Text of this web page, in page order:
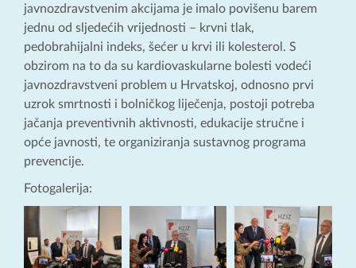
javnozdravstvenim akcijama je imalo povišenu barem
jednu od sljedećih vrijednosti – krvni tlak,
pedobrahijalni indeks, šećer u krvi ili kolesterol. S
obzirom na to da su kardiovaskularne bolesti vodeći
javnozdravstveni problem u Hrvatskoj, odnosno prvi
uzrok smrtnosti i bolničkog liječenja, postoji potreba
jačanja preventivnih aktivnosti, edukacije stručne i
opće javnosti, te organiziranja sustavnog programa
prevencije.
Fotogalerija: